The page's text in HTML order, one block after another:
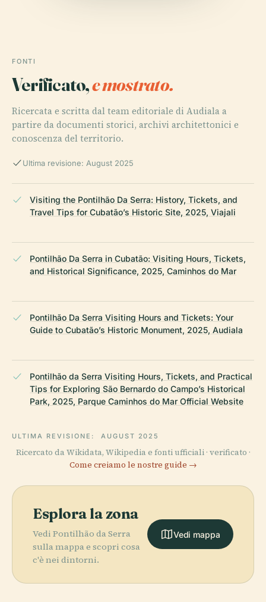
FONTI
Verificato,e mostrato.
Ricercata e scritta dal team editoriale di Audiala a
partire da documenti storici, archivi architettonici e
conoscenza del territorio.
Ultima revisione: August 2025
Visiting the Pontilhão Da Serra: History, Tickets, and
Travel Tips for Cubatão’s Historic Site, 2025, Viajali
Pontilhão Da Serra in Cubatão: Visiting Hours, Tickets,
and Historical Significance, 2025, Caminhos do Mar
Pontilhão Da Serra Visiting Hours and Tickets: Your
Guide to Cubatão’s Historic Monument, 2025, Audiala
Pontilhão da Serra Visiting Hours, Tickets, and Practical
Tips for Exploring São Bernardo do Campo’s Historical
Park, 2025, Parque Caminhos do Mar Official Website
ULTIMA REVISIONE: AUGUST 2025
Ricercato da Wikidata, Wikipedia e fonti ufficiali · verificato ·
Come creiamo le nostre guide →
Esplora la zona
Vedi Pontilhão da Serra
sulla mappa e scopri cosa
c'è nei dintorni.
Vedi mappa